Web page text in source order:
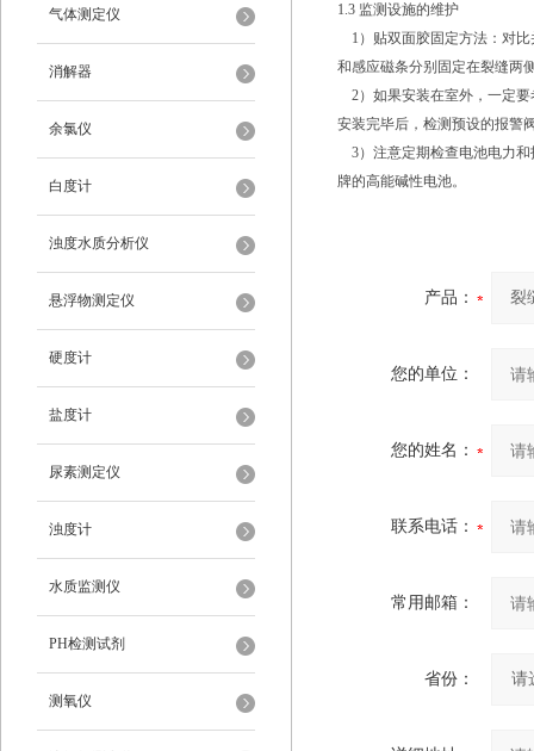
气体测定仪
消解器
余氯仪
白度计
浊度水质分析仪
悬浮物测定仪
硬度计
盐度计
尿素测定仪
浊度计
水质监测仪
PH检测试剂
测氧仪
1.3 监测设施的维护
1）贴双面胶固定方法：对比
和感应磁条分别固定在裂缝两
2）如果安装在室外，一定要
安装完毕后，检测预设的报警
3）注意定期检查电池电力和
牌的高能碱性电池。
产品：
您的单位：
您的姓名：
联系电话：
常用邮箱：
省份：